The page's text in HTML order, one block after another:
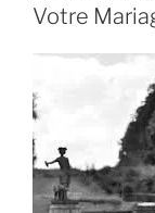
Votre